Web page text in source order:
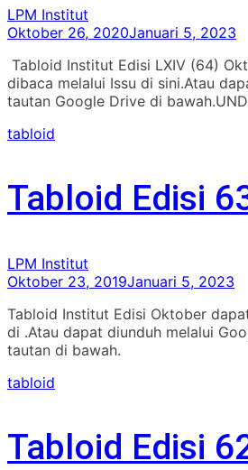
LPM Institut
Oktober 26, 2020Januari 5, 2023
Tabloid Institut Edisi LXIV (64)
dibaca melalui Issu di sini.Atau
tautan Google Drive di
tabloid
Tabloid Edisi
LPM Institut
Oktober 23, 2019Januari 5, 2023
Tabloid Institut Edisi Oktober
di .Atau dapat diunduh melalui
tautan di bawah.
tabloid
Tabloid Edisi